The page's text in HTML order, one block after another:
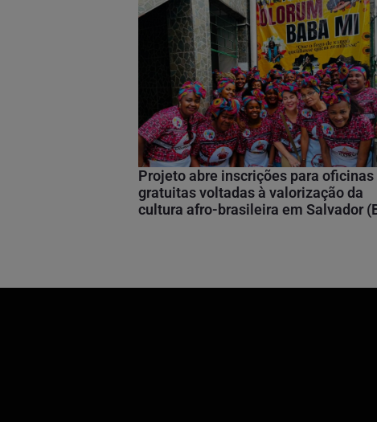
Projeto abre inscrições para oficinas
gratuitas voltadas à valorização da
cultura afro-brasileira em Salvador